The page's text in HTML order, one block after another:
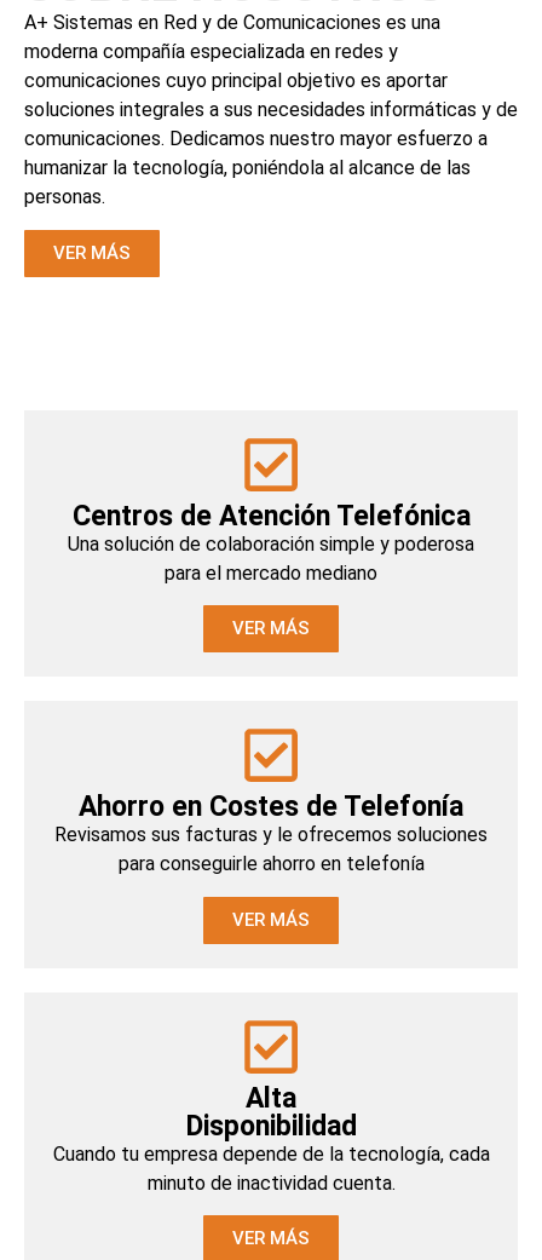
A+ Sistemas en Red y de Comunicaciones es una
moderna compañía especializada en redes y
comunicaciones cuyo principal objetivo es aportar
soluciones integrales a sus necesidades informáticas y de
comunicaciones. Dedicamos nuestro mayor esfuerzo a
humanizar la tecnología, poniéndola al alcance de las
personas.
VER MÁS
Centros de Atención Telefónica
Una solución de colaboración simple y poderosa
para el mercado mediano
VER MÁS
Ahorro en Costes de Telefonía
Revisamos sus facturas y le ofrecemos soluciones
para conseguirle ahorro entelefonía
VER MÁS
Alta
Disponibilidad
Cuando tu empresa depende de la tecnología, cada
minuto de inactividad cuenta.
VER MÁS